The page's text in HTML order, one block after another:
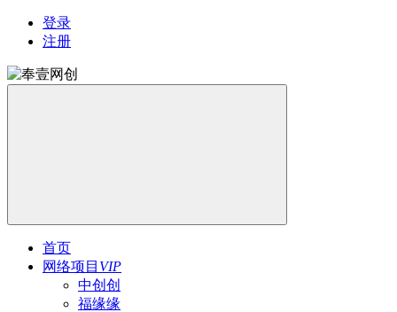
登录
注册
首页
网络项目 VIP
中创创
福缘缘